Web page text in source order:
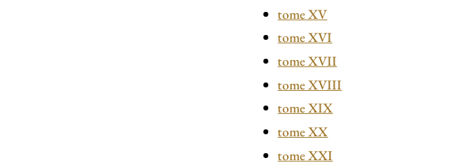
tome XV
tome XVI
tome XVII
tome XVIII
tome XIX
tome XX
tome XXI